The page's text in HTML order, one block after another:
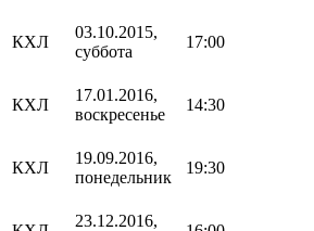
КХЛ
03.10.2015,
суббота
17:00
КХЛ
17.01.2016,
воскресенье
14:30
КХЛ
19.09.2016,
понедельник
19:30
23.12.2016,